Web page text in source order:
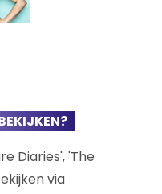
Diaries', 'The
via